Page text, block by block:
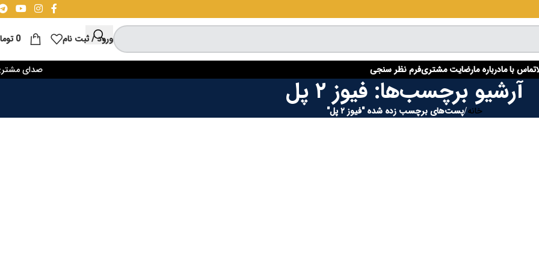
ورود / ثبت نام 0
تماس با مادرباره مارضایت مشتریفرم نظر سنجی صدای
آرشیو برچسب‌ها: فیوز ۲ پل
خانه/پست‌های برچسب زده شده "فیوز ۲ پل"